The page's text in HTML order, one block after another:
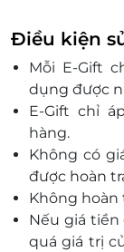
Điều kiện
Mỗi E-Gift
dụng được
E-Gift chỉ
hàng.
Không có
được hoàn
Không hoàn
Nếu giá
quá giá trị